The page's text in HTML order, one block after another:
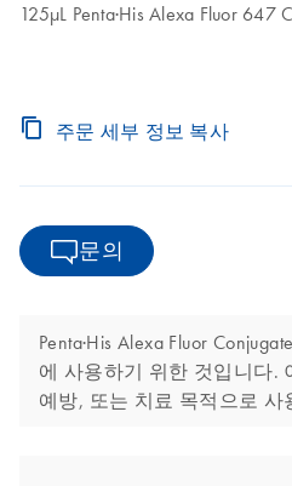
125μL Penta·His Alexa Fluor 647
주문 세부 정보 복사
문의
Penta·His Alexa Fluor
에 사용하기 위한 것입니다.
예방, 또는 치료 목적으로 사